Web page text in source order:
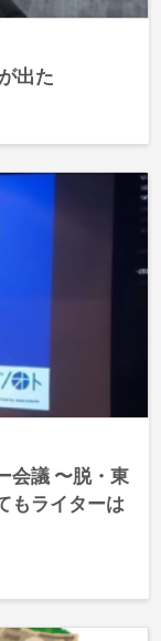
出た
会議 〜脱・東
もライターは